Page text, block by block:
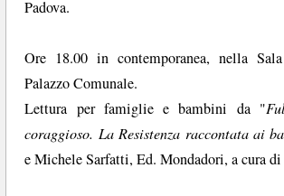
Padova.
Ore 18.00 in contemporanea, nella
Palazzo Comunale.
Lettura per famiglie e bambini da "
coraggioso. La Resistenza raccontata ai
e Michele Sarfatti, Ed. Mondadori, a cura